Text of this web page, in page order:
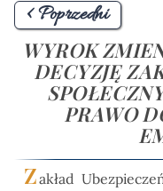
< Poprzedni
WYROK
DECYZJĘ
PRAWO
Zakład